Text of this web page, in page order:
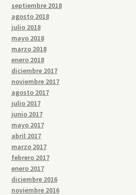
septiembre 2018
agosto 2018
julio 2018
mayo 2018
marzo 2018
enero 2018
diciembre 2017
noviembre 2017
agosto 2017
julio 2017
junio 2017
mayo 2017
abril 2017
marzo 2017
febrero 2017
enero 2017
diciembre 2016
noviembre 2016